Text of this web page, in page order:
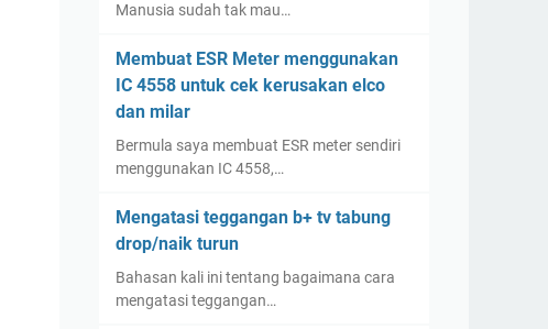
Manusia sudah tak mau…
Membuat ESR Meter menggunakan
IC 4558 untuk cek kerusakan elco
dan milar
Bermula saya membuat ESR meter sendiri
menggunakan IC 4558,…
Mengatasi teggangan b+ tv tabung
drop/naik turun
Bahasan kali ini tentang bagaimana cara
mengatasi teggangan…